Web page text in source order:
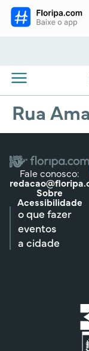
Rua
Fale conosco:
Sobre
Acessibilidade
o que fazer
eventos
a cidade